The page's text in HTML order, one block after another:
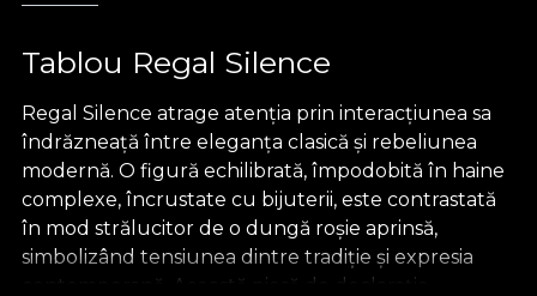
Tablou Regal Silence
Regal Silence atrage atenția prin interacțiunea sa
îndrăzneață între eleganța clasică și rebeliunea
modernă. O figură echilibrată, împodobită în haine
complexe, încrustate cu bijuterii, este contrastată
în mod strălucitor de o dungă roșie aprinsă,
simbolizând tensiunea dintre tradiție și expresia
contemporană. Această piesă de declarație